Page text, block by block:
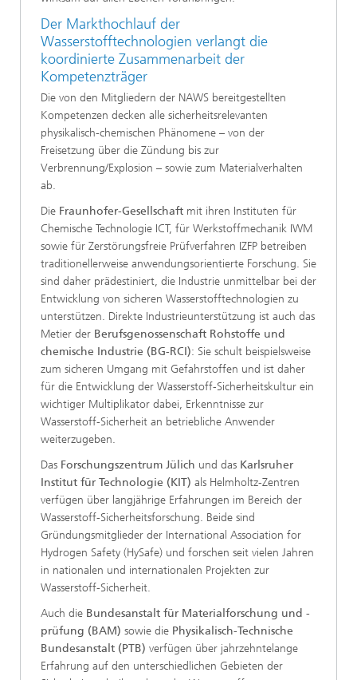
Der Markthochlauf der
Wasserstofftechnologien verlangt die
koordinierte Zusammenarbeit der
Kompetenzträger
Die von den Mitgliedern der NAWS bereitgestellten
Kompetenzen decken alle sicherheitsrelevanten
physikalisch-chemischen Phänomene – von der
Freisetzung über die Zündung bis zur
Verbrennung/Explosion – sowie zum Materialverhalten
ab.
Die Fraunhofer-Gesellschaft mit ihren Instituten für
Chemische Technologie ICT, für Werkstoffmechanik IWM
sowie für Zerstörungsfreie Prüfverfahren IZFP betreiben
traditionellerweise anwendungsorientierte Forschung. Sie
sind daher prädestiniert, die Industrie unmittelbar bei der
Entwicklung von sicheren Wasserstofftechnologien zu
unterstützen. Direkte Industrieunterstützung ist auch das
Metier der Berufsgenossenschaft Rohstoffe und
chemische Industrie (BG-RCI): Sie schult beispielsweise
zum sicheren Umgang mit Gefahrstoffen und ist daher
für die Entwicklung der Wasserstoff-Sicherheitskultur ein
wichtiger Multiplikator dabei, Erkenntnisse zur
Wasserstoff-Sicherheit an betriebliche Anwender
weiterzugeben.
Das Forschungszentrum Jülich und das Karlsruher
Institut für Technologie (KIT) als Helmholtz-Zentren
verfügen über langjährige Erfahrungen im Bereich der
Wasserstoff-Sicherheitsforschung. Beide sind
Gründungsmitglieder der International Association for
Hydrogen Safety (HySafe) und forschen seit vielen Jahren
in nationalen und internationalen Projekten zur
Wasserstoff-Sicherheit.
Auch die Bundesanstalt für Materialforschung und -
prüfung (BAM) sowie die Physikalisch-Technische
Bundesanstalt (PTB) verfügen über jahrzehntelange
Erfahrung auf den unterschiedlichen Gebieten der